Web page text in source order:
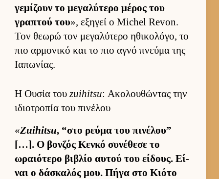
γεμίζουν το μεγαλύτερο μέρος του
γραπτού του», εξηγεί ο Michel Revon.
Τον θεωρώ τον μεγαλύτερο ηθικολόγο, το
πιο αρ­μονικό και το πιο αγνό πνεύμα της
Ια­πωνίας.
Η Ουσία τουzuihitsu: Ακολουθώντας την
ιδιοτροπία του πινέλου
«Zuihitsu, “στο ρεύμα του πινέλου”
[…]. Ο βον­ζός Κενκό συνέθεσε το
ωραιότερο βιβλίο αυ­τού του εί­δους. Εί­
ναι ο δάσκαλός μου. Πήγα στο Κιότο